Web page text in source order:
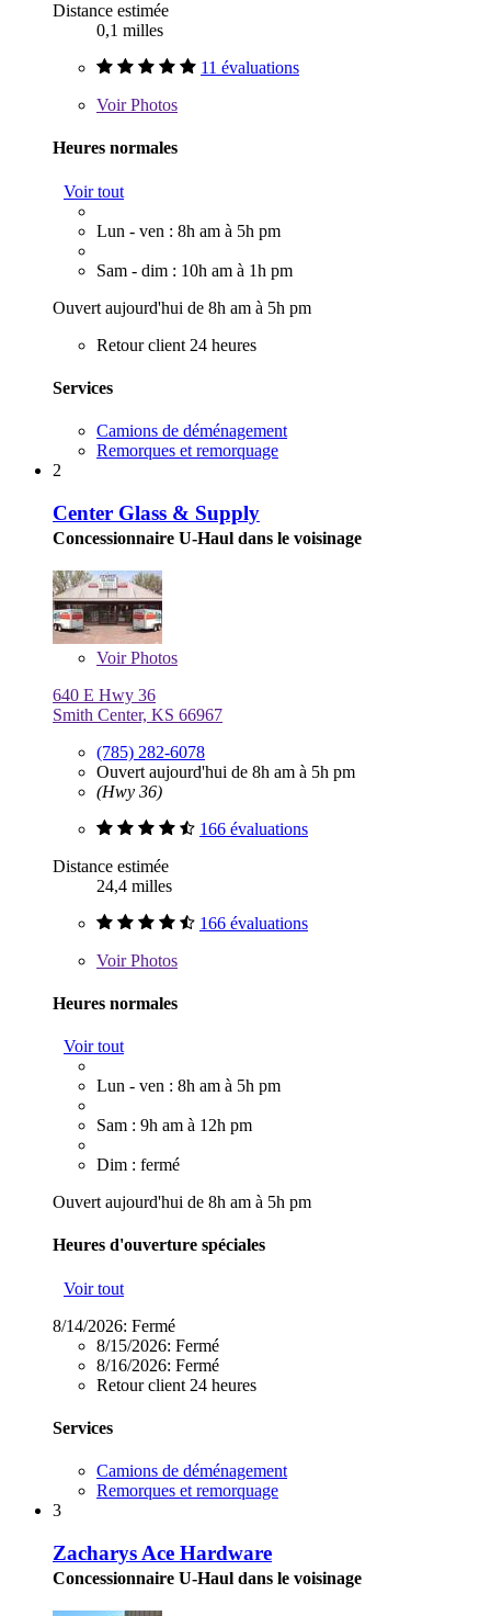
Distance estimée
0,1 milles
11 évaluations
VoirPhotos
Heures normales
Voir tout
Lun - ven : 8h am à 5h pm
Sam - dim : 10h am à 1h pm
Ouvert aujourd'hui de 8h am à 5h pm
Retour client 24 heures
Services
Camions de déménagement
Remorques et remorquage
2
Center Glass & Supply
Concessionnaire U-Haul dans le voisinage
VoirPhotos
640 E Hwy 36
Smith Center, KS 66967
(785) 282-6078
Ouvert aujourd'hui de 8h am à 5h pm
(Hwy 36)
166 évaluations
Distance estimée
24,4 milles
166 évaluations
VoirPhotos
Heures normales
Voir tout
Lun - ven : 8h am à 5h pm
Sam : 9h am à 12h pm
Dim : fermé
Ouvert aujourd'hui de 8h am à 5h pm
Heures d'ouverture spéciales
Voir tout
8/14/2026: Fermé
8/15/2026: Fermé
8/16/2026: Fermé
Retour client 24 heures
Services
Camions de déménagement
Remorques et remorquage
3
Zacharys Ace Hardware
Concessionnaire U-Haul dans le voisinage